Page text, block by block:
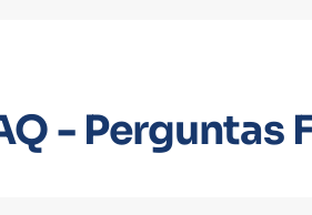
- Perguntas